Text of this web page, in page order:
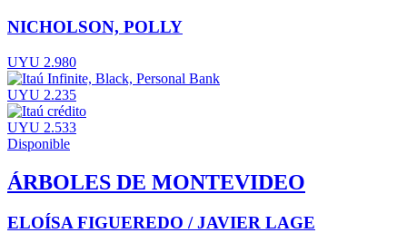
NICHOLSON, POLLY
UYU 2.980
UYU 2.235
UYU 2.533
Disponible
ÁRBOLES DE MONTEVIDEO
ELOÍSA FIGUEREDO / JAVIER LAGE